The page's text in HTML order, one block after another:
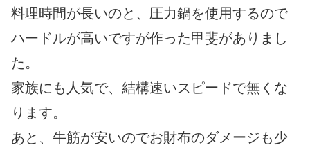
料理時間が長いのと、圧力鍋を使用するので
ハードルが高いですが作った甲斐がありまし
た。
家族にも人気で、結構速いスピードで無くな
ります。
あと、牛筋が安いのでお財布のダメージも少